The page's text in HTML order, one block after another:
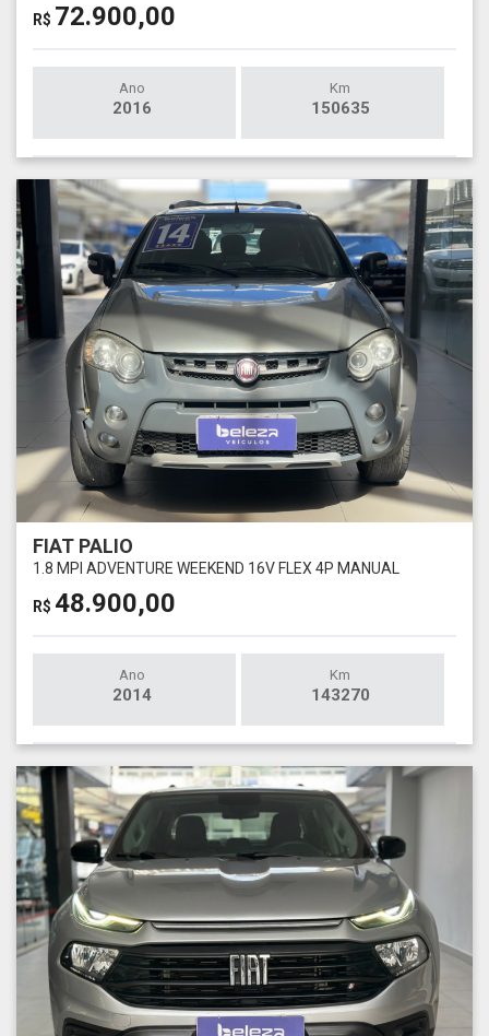
R$ 72.900,00
Ano
2016
Km
150635
FIAT PALIO
1.8 MPI ADVENTURE WEEKEND 16V FLEX 4P MANUAL
R$ 48.900,00
Ano
2014
Km
143270